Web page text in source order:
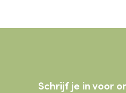
Schrijf je in voor